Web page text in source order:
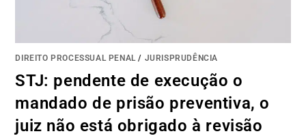
DIREITO PROCESSUAL PENAL / JURISPRUDÊNCIA
STJ: pendente de execução o
mandado de prisão preventiva, o
juiz não está obrigado à revisão